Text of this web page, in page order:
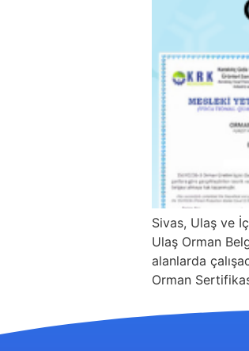
Sivas, Ulaş ve
Ulaş Orman
alanlarda
Orman